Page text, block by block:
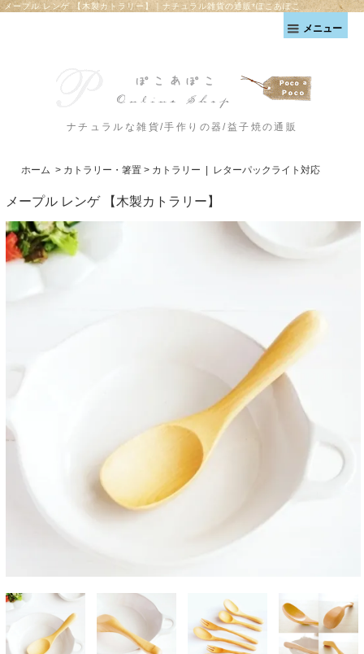
メープル レンゲ 【木製カトラリー】｜ナチュラル雑貨の通販*ぽこあぽこ
メニュー
ナチュラルな雑貨/手作りの器/益子焼の通販
ホーム > カトラリー・箸置 > カトラリー レターパックライト対応
メープル レンゲ 【木製カトラリー】